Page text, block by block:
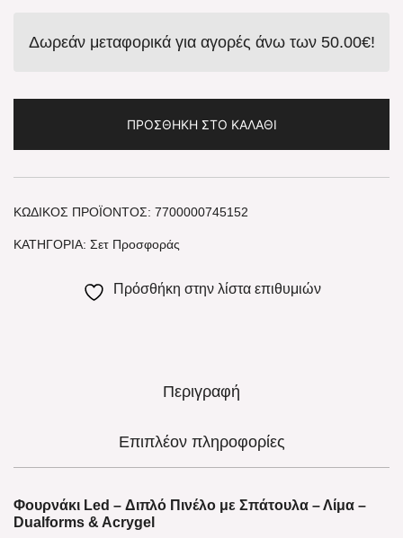
Δωρεάν μεταφορικά για αγορές άνω των 50.00€!
ΠΡΟΣΘΉΚΗ ΣΤΟ ΚΑΛΆΘΙ
ΚΩΔΙΚΌΣ ΠΡΟΪΌΝΤΟΣ: 7700000745152
ΚΑΤΗΓΟΡΊΑ: Σετ Προσφοράς
Πρόσθήκη στην λίστα επιθυμιών
Περιγραφή
Επιπλέον πληροφορίες
Φουρνάκι Led – Διπλό Πινέλο με Σπάτουλα – Λίμα –
Dualforms & Acrygel